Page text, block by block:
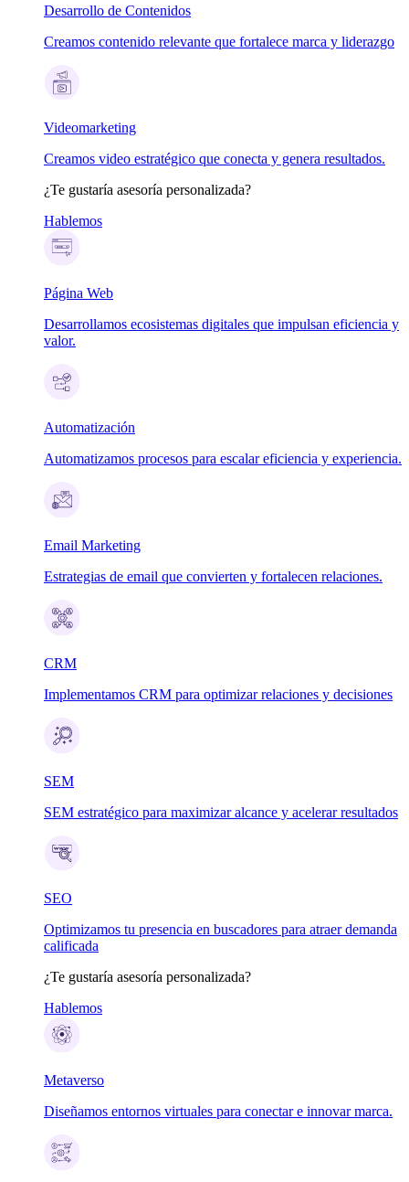
Desarrollo de Contenidos
Creamos contenido relevante que fortalece marca y liderazgo
Videomarketing
Creamos video estratégico que conecta y genera resultados.
¿Te gustaría asesoría personalizada?
Hablemos
Página Web
Desarrollamos ecosistemas digitales que impulsan eficiencia y
valor.
Automatización
Automatizamos procesos para escalar eficiencia y experiencia.
Email Marketing
Estrategias de email que convierten y fortalecen relaciones.
CRM
Implementamos CRM para optimizar relaciones y decisiones
SEM
SEM estratégico para maximizar alcance y acelerar resultados
SEO
Optimizamos tu presencia en buscadores para atraer demanda
calificada
¿Te gustaría asesoría personalizada?
Hablemos
Metaverso
Diseñamos entornos virtuales para conectar e innovar marca.